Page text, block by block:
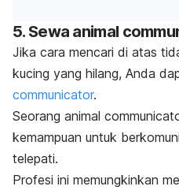
5. Sewa animal
Jika cara mencari di atas
kucing yang hilang, Anda
communicator.
Seorang animal
kemampuan untuk
telepati.
Profesi ini memungkinkan